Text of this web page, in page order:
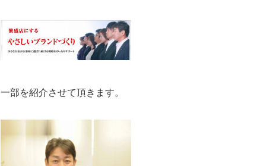
一部を紹介させて頂きます。